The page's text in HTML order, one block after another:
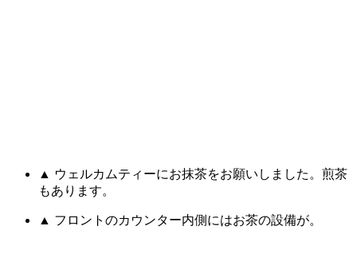
▲ ウェルカムティーにお抹茶をお願いしました。煎茶
もあります。
▲ フロントのカウンター内側にはお茶の設備が。